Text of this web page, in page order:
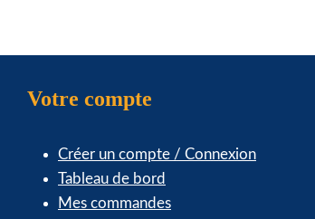
Votre compte
Créer un compte / Connexion
Tableau de bord
Mes commandes